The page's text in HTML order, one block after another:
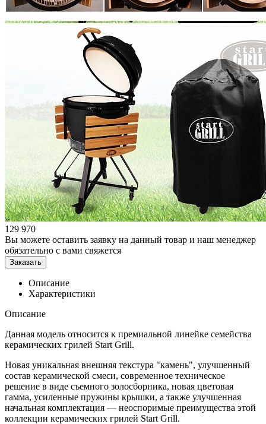
129 970
Вы можете оставить заявку на данный товар и наш менеджер
обязательно с вами свяжется
Заказать
Описание
Характеристики
Описание
Данная модель относится к премиальной линейке семейства
керамических грилей Start Grill.
Новая уникальная внешняя текстура "камень", улучшенный
состав керамической смеси, современное техническое
решение в виде съемного золосборника, новая цветовая
гамма, усиленные пружины крышки, а также улучшенная
начальная комплектация — неоспоримые преимущества этой
коллекции керамических грилей Start Grill.